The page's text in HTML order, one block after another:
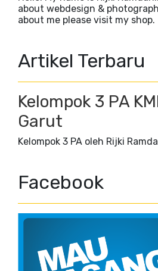
about webdesign &
about me please visit my shop.
Artikel Terbaru
Kelompok 3 PA
Garut
Kelompok 3 PA oleh Rijki
Facebook